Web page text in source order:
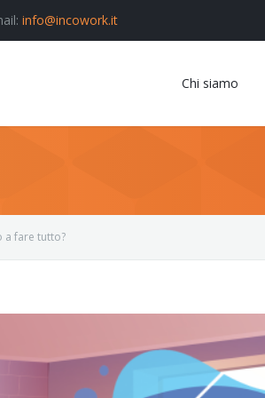
info@incowork.it
Chi siamo
a fare tutto?